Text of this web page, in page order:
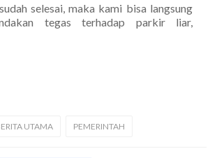
selesai, maka kami bisa langsung
tegas terhadap parkir liar,
UTAMA PEMERINTAH